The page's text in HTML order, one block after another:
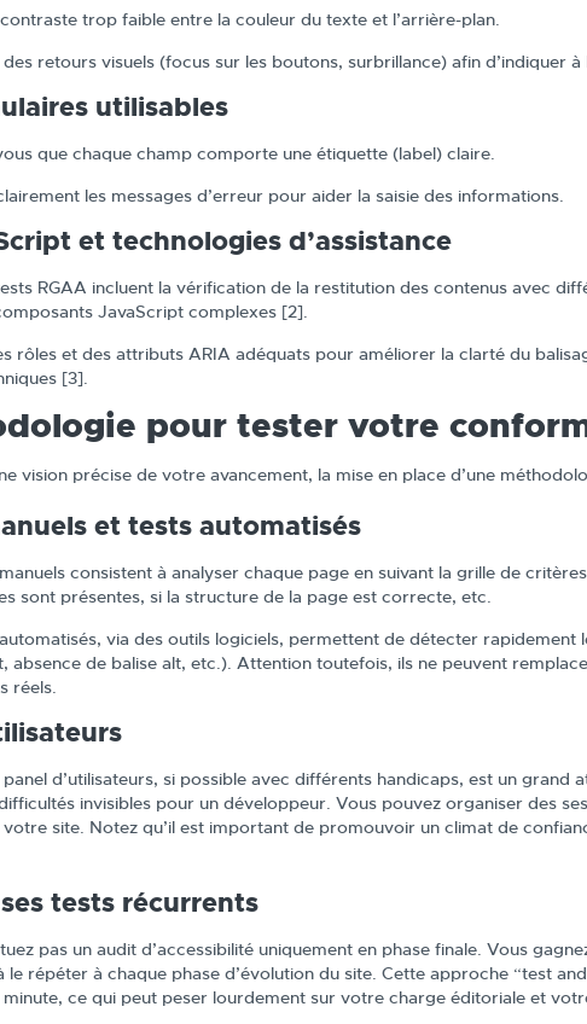
trop faible entre la couleur du texte et l’arrière-plan.
retours visuels (focus sur les boutons, surbrillance) afin d’indiquer à
utilisables
que chaque champ comporte une étiquette (label) claire.
les messages d’erreur pour aider la saisie des informations.
et technologies d’assistance
RGAA incluent la vérification de la restitution des contenus avec
JavaScript complexes [2].
rôles et des attributs ARIA adéquats pour améliorer la clarté du
[3].
pour tester votre
vision précise de votre avancement, la mise en place d’une
et tests automatisés
consistent à analyser chaque page en suivant la grille de
sont présentes, si la structure de la page est correcte, etc.
via des outils logiciels, permettent de détecter rapidement
absence de balise alt, etc.). Attention toutefois, ils ne peuvent
réels.
d’utilisateurs, si possible avec différents handicaps, est un grand
invisibles pour un développeur. Vous pouvez organiser des
site. Notez qu’il est important de promouvoir un climat de
tests récurrents
pas un audit d’accessibilité uniquement en phase finale. Vous
le répéter à chaque phase d’évolution du site. Cette approche “test
minute, ce qui peut peser lourdement sur votre charge éditoriale et